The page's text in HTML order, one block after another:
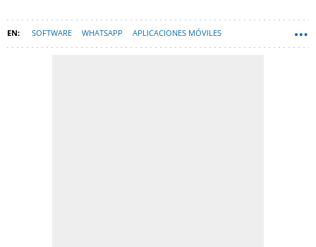
SOFTWARE WHATSAPP APLICACIONES MÓVILES